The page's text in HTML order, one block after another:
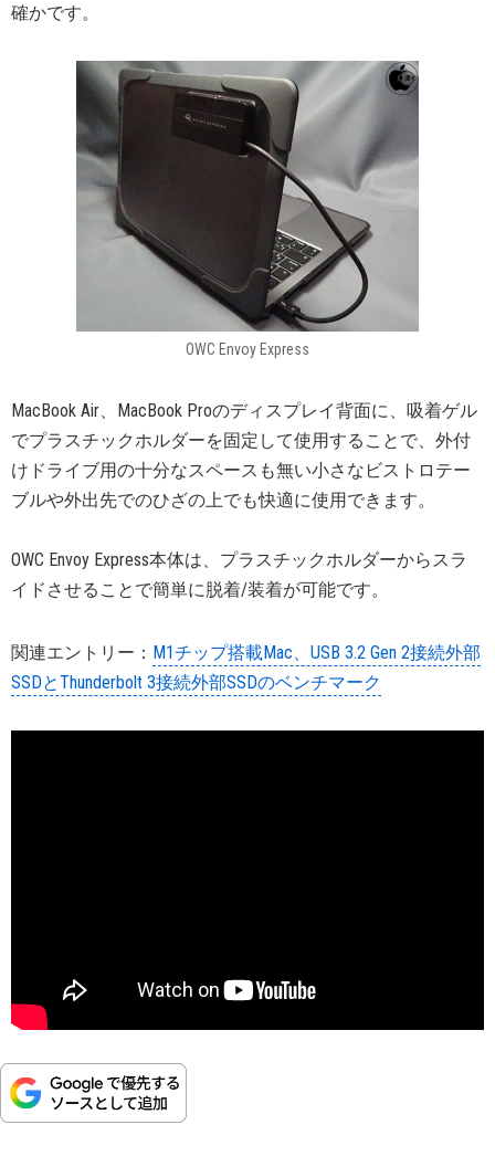
確かです。
OWC Envoy Express
MacBook Air、MacBook Proのディスプレイ背面に、吸着ゲル
でプラスチックホルダーを固定して使用することで、外付
けドライブ用の十分なスペースも無い小さなビストロテー
ブルや外出先でのひざの上でも快適に使用できます。
OWC Envoy Express本体は、プラスチックホルダーからスラ
イドさせることで簡単に脱着/装着が可能です。
関連エントリー： M1チップ搭載Mac、USB 3.2 Gen 2接続外部
SSDとThunderbolt 3接続外部SSDのベンチマーク